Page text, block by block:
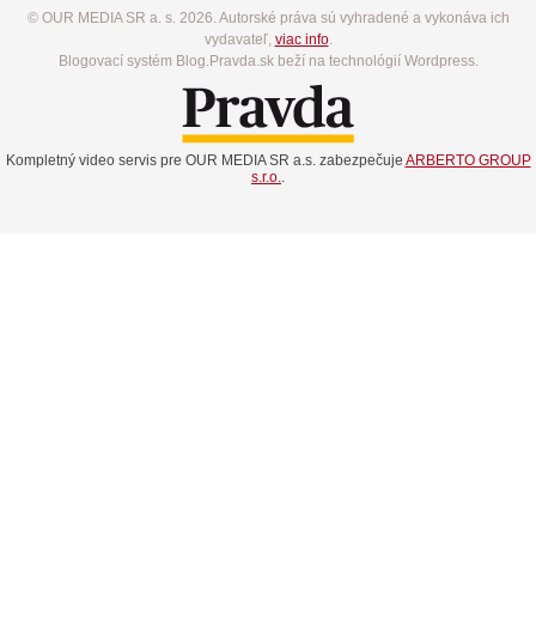
© OUR MEDIA SR a. s. 2026. Autorské práva sú vyhradené a vykonáva ich
vydavateľ, viac info.
Blogovací systém Blog.Pravda.sk beží na technológií Wordpress.
Kompletný video servis pre OUR MEDIA SR a.s. zabezpečuje ARBERTO GROUP
s.r.o..